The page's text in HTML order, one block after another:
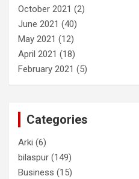
October 2021 (2)
June 2021 (40)
May 2021 (12)
April 2021 (18)
February 2021 (5)
Categories
Arki (6)
bilaspur (149)
Business (15)